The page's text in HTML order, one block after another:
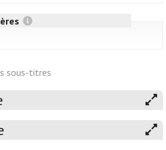
sous-titres